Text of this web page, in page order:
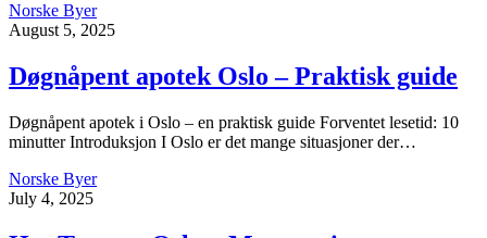
Norske Byer
August 5, 2025
Døgnåpent apotek Oslo – Praktisk guide
Døgnåpent apotek i Oslo – en praktisk guide Forventet lesetid: 10
minutter Introduksjon I Oslo er det mange situasjoner der…
Norske Byer
July 4, 2025